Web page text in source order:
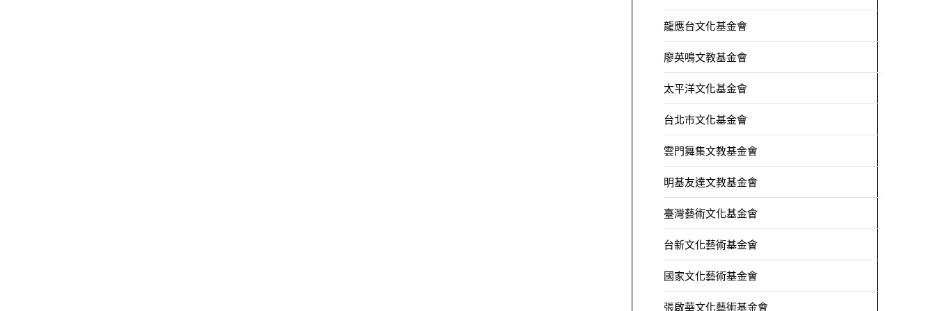
龍應台文化基金會
廖英鳴文教基金會
太平洋文化基金會
台北市文化基金會
雲門舞集文教基金會
明基友達文教基金會
臺灣藝術文化基金會
台新文化藝術基金會
國家文化藝術基金會
張啟華文化藝術基金會